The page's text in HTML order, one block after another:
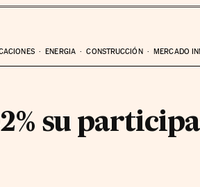
ENERGIA CONSTRUCCIÓN MERCADO
su